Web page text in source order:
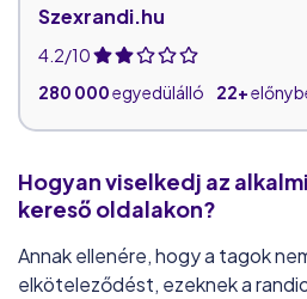
Szexrandi.hu
4.2/10
280 000egyedülálló 22+
4.0/10
328 646
egyedülálló
Hogyan viselkedj az
kereső oldalakon?
Annak ellenére, hogy a tagok
elköteleződést, ezeknek a